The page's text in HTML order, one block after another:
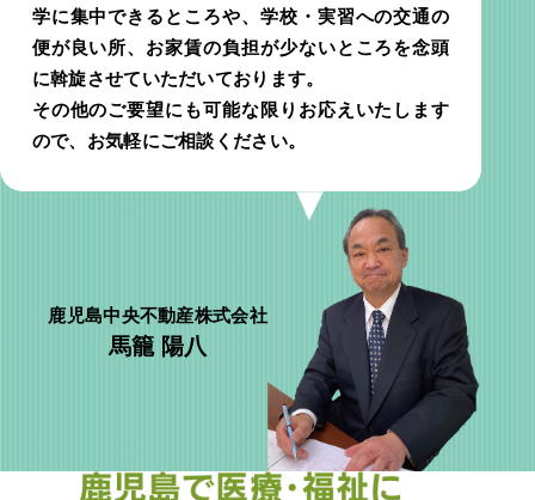
鹿児島中央不動産株式会社
馬籠 陽八
学に集中できるところや、学校・実習への交通の
便が良い所、お家賃の負担が少ないところを念頭
に斡旋させていただいております。
その他のご要望にも可能な限りお応えいたします
ので、お気軽にご相談ください。